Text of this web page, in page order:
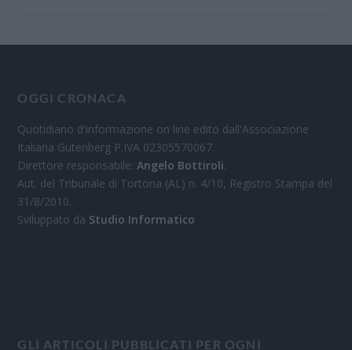
OGGI CRONACA
Quotidiano d'informazione on line edito dall'Associazione
Italiana Gutenberg P.IVA 02305570067.
Direttore responsabile:Angelo Bottiroli.
Aut. del Tribunale di Tortona (AL) n. 4/10, Registro Stampa del
31/8/2010.
Sviluppato da Studio Informatico
GLI ARTICOLI PUBBLICATI PER OGNI